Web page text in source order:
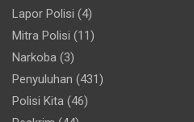
Lapor Polisi (4)
Mitra Polisi (11)
Narkoba (3)
Penyuluhan (431)
Polisi Kita (46)